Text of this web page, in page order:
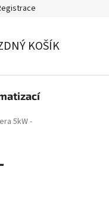
KOŠÍK
5kW -